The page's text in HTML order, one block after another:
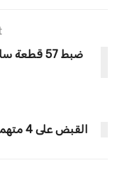
ضبط 57
القبض على 4 متهمين باحتجاز شاب بسبب فتاة بالعياط